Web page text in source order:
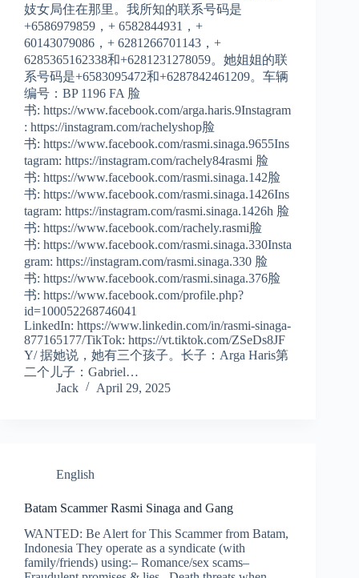
妓女局住在那里。我所知的联系号码是
+6586979859，+ 6582844931，+
60143079086，+ 6281266701143，+
6285365162338和+6281231278059。她姐姐的联
系号码是+6583095472和+6287842461209。车辆
编号：BP 1196 FA 脸
书: https://www.facebook.com/arga.haris.9Instagram
: https://instagram.com/rachelyshop脸
书: https://www.facebook.com/rasmi.sinaga.9655Ins
tagram: https://instagram.com/rachely84rasmi 脸
书: https://www.facebook.com/rasmi.sinaga.142脸
书: https://www.facebook.com/rasmi.sinaga.1426Ins
tagram: https://instagram.com/rasmi.sinaga.1426h 脸
书: https://www.facebook.com/rachely.rasmi脸
书: https://www.facebook.com/rasmi.sinaga.330Insta
gram: https://instagram.com/rasmi.sinaga.330 脸
书: https://www.facebook.com/rasmi.sinaga.376脸
书: https://www.facebook.com/profile.php?
id=100052268746041
LinkedIn: https://www.linkedin.com/in/rasmi-sinaga-
877165177/TikTok: https://vt.tiktok.com/ZSeDs8JF
Y/ 据她说，她有三个孩子。长子：Arga Haris第
二个儿子：Gabriel…
Jack
April 29, 2025
English
Batam Scammer Rasmi Sinaga and Gang
WANTED: Be Alert for This Scammer from Batam,
Indonesia They operate as a syndicate (with
family/friends) using:– Romance/sex scams–